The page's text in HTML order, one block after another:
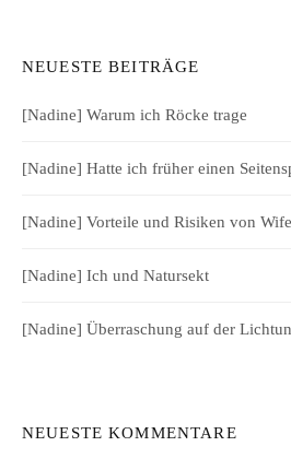
NEUESTE BEITRÄGE
[Nadine] Warum ich Röcke trage
[Nadine] Hatte ich früher einen
[Nadine] Vorteile und Risiken von
[Nadine] Ich und Natursekt
[Nadine] Überraschung auf der
NEUESTE KOMMENTARE